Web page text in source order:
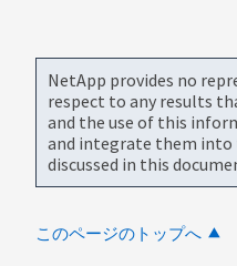
NetApp provides no
respect to any results
and the use of this
and integrate them into
discussed in this
このページのトップへ